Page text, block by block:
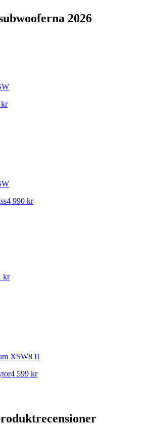
na 2026
kr
4 990 kr
kr
XSW8 II
4 599 kr